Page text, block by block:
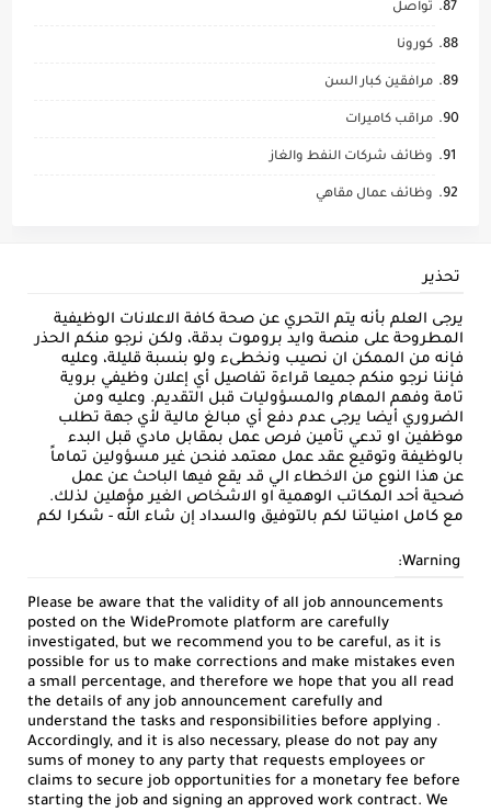
تواصل
كورونا
مرافقين كبار السن
مراقب كاميرات
وظائف شركات النفط والغاز
وظائف عمال مقاهي
تحذير
يرجى العلم بأنه يتم التحري عن صحة كافة الاعلانات الوظيفية
المطروحة على منصة وايد بروموت بدقة، ولكن نرجو منكم الحذر
فإنه من الممكن ان نصيب ونخطىء ولو بنسبة قليلة، وعليه
فإننا نرجو منكم جميعا قراءة تفاصيل أي إعلان وظيفي بروية
تامة وفهم المهام والمسؤوليات قبل التقديم. وعليه ومن
الضروري أيضا يرجى عدم دفع أي مبالغ مالية لأي جهة تطلب
موظفين او تدعي تأمين فرص عمل بمقابل مادي قبل البدء
بالوظيفة وتوقيع عقد عمل معتمد فنحن غير مسؤولين تماماً
عن هذا النوع من الاخطاء الي قد يقع فيها الباحث عن عمل
ضحية أحد المكاتب الوهمية او الاشخاص الغير مؤهلين لذلك.
مع كامل امنياتنا لكم بالتوفيق والسداد إن شاء الله - شكرا لكم
Warning:
Please be aware that the validity of all job announcements
posted on the WidePromote platform are carefully
investigated, but we recommend you to be careful, as it is
possible for us to make corrections and make mistakes even
a small percentage, and therefore we hope that you all read
the details of any job announcement carefully and
understand the tasks and responsibilities before applying .
Accordingly, and it is also necessary, please do not pay any
sums of money to any party that requests employees or
claims to secure job opportunities for a monetary fee before
starting the job and signing an approved work contract. We